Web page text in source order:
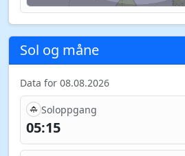
Sol og måne
Data for 08.08.2026
Soloppgang
05:15